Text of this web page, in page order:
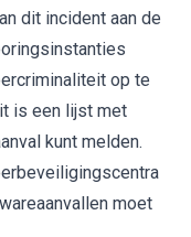
dit incident aan de
op te
is een lijst met
kunt melden.
moet